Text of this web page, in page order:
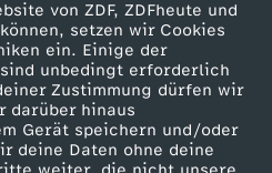
von ZDF, ZDFheute und
setzen wir Cookies
ein. Einige der
unbedingt erforderlich
Zustimmung dürfen wir
darüber hinaus
Gerät speichern und/oder
deine Daten ohne deine
Service
ZDFmitreden